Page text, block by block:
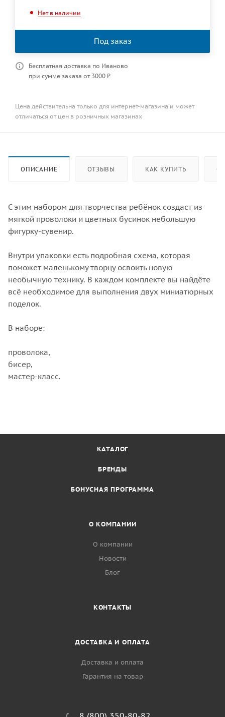
Нет в наличии
Под заказ
Бесплатная доставка по Иваново
при сумме заказа от 3000 ₽
Цена действительна только для интернет-магазина и может
отличаться от цен в розничных магазинах
ОПИСАНИЕ ОТЗЫВЫ КАК КУПИТЬ
С этим набором для творчества ребёнок создаст из
мягкой проволоки и цветных бусинок небольшую
фигурку-сувенир.
Внутри упаковки есть подробная схема, которая
поможет маленькому творцу освоить новую
необычную технику. В каждом комплекте вы найдёте
всё необходимое для выполнения двух миниатюрных
поделок.
В наборе:
проволока,
бисер,
мастер-класс.
КАТАЛОГ
БРЕНДЫ
БОНУСНАЯ ПРОГРАММА
О КОМПАНИИ
О компании
Новости
Блог
КОНТАКТЫ
ДОСТАВКА И ОПЛАТА
Доставка и оплата
Гарантия на товар